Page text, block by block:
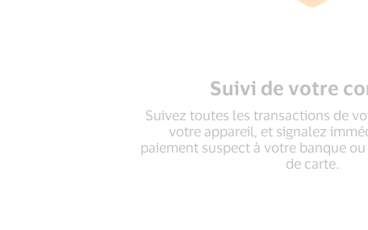
Suivi de votre
Suivez toutes les transactions de
votre appareil, et signalez
paiement suspect à votre banque
de carte.